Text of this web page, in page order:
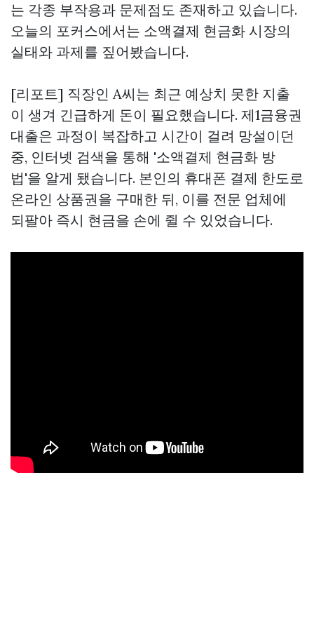
는 각종 부작용과 문제점도 존재하고 있습니다.
오늘의 포커스에서는 소액결제 현금화 시장의
실태와 과제를 짚어봤습니다.
[리포트] 직장인 A씨는 최근 예상치 못한 지출
이 생겨 긴급하게 돈이 필요했습니다. 제1금융권
대출은 과정이 복잡하고 시간이 걸려 망설이던
중, 인터넷 검색을 통해 '소액결제 현금화 방
법'을 알게 됐습니다. 본인의 휴대폰 결제 한도로
온라인 상품권을 구매한 뒤, 이를 전문 업체에
되팔아 즉시 현금을 손에 쥘 수 있었습니다.